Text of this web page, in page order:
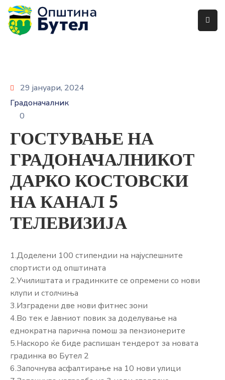
НА
ОПШТИНАТА
БУЏЕТ
УРБАНИЗАМ
ОДНОСИ
СО
ЈАВНОСТ
КОНТАКТ
29 јануари, 2024
Градоначалник
0
ГОСТУВАЊЕ НА
ГРАДОНАЧАЛНИКОТ
ДАРКО КОСТОВСКИ
НА КАНАЛ 5
ТЕЛЕВИЗИЈА
1.Доделени 100 стипендии на најуспешните
спортисти од општината
2.Училиштата и градинките се опремени со нови
клупи и столчиња
3.Изградени две нови фитнес зони
4.Во тек е Јавниот повик за доделување на
еднократна парична помош за пензионерите
5.Наскоро ќе биде распишан тендерот за новата
градинка во Бутел 2
6.Започнува асфалтирање на 10 нови улици